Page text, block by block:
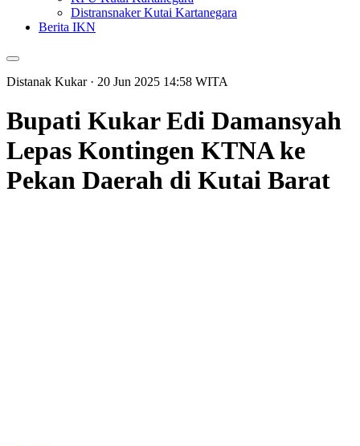
Distransnaker Kutai Kartanegara
Berita IKN
Distanak Kukar · 20 Jun 2025 14:58 WITA
Bupati Kukar Edi Damansyah
Lepas Kontingen KTNA ke
Pekan Daerah di Kutai Barat